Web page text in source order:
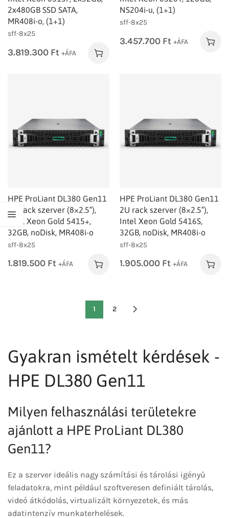
2x480GB SSD SATA,
MR408i‑o, (1+1)
sff-8x25
3.819.300 Ft +ÁFA
NS204i-u, (1+1)
sff-8x25
3.457.700 Ft +ÁFA
HPE ProLiant DL380 Gen11
2U rack szerver (8×2.5″),
Intel Xeon Gold 5415+,
32GB, noDisk, MR408i-o
sff-8x25
1.819.500 Ft +ÁFA
HPE ProLiant DL380 Gen11
2U rack szerver (8×2.5″),
Intel Xeon Gold 5416S,
32GB, noDisk, MR408i-o
sff-8x25
1.905.000 Ft +ÁFA
1 2
Gyakran ismételt kérdések -
HPE DL380 Gen11
Milyen felhasználási területekre
ajánlott a HPE ProLiant DL380
Gen11?
Ez a szerver ideális nagy számítási és tárolási igényű
feladatokra, mint például szoftveresen definiált tárolás,
videó átkódolás, virtualizált környezetek, és más
adatintenzív munkaterhelések.